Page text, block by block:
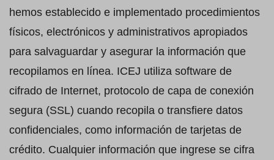
hemos establecido e implementado procedimientos
físicos, electrónicos y administrativos apropiados
para salvaguardar y asegurar la información que
recopilamos en línea. ICEJ utiliza software de
cifrado de Internet, protocolo de capa de conexión
segura (SSL) cuando recopila o transfiere datos
confidenciales, como información de tarjetas de
crédito. Cualquier información que ingrese se cifra